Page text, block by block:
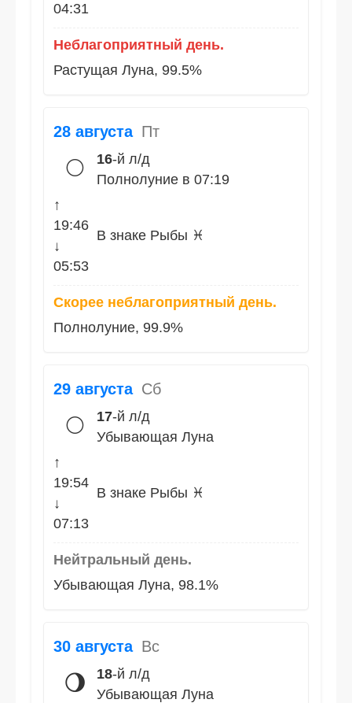
04:31
Неблагоприятный день.
Растущая Луна, 99.5%
28 августа Пт
🌕 16-й л/д
Полнолуние в 07:19
↑
19:46
↓
05:53
В знаке Рыбы ♓
Скорее неблагоприятный день.
Полнолуние, 99.9%
29 августа Сб
🌕 17-й л/д
Убывающая Луна
↑
19:54
↓
07:13
В знаке Рыбы ♓
Нейтральный день.
Убывающая Луна, 98.1%
30 августа Вс
🌖 18-й л/д
Убывающая Луна